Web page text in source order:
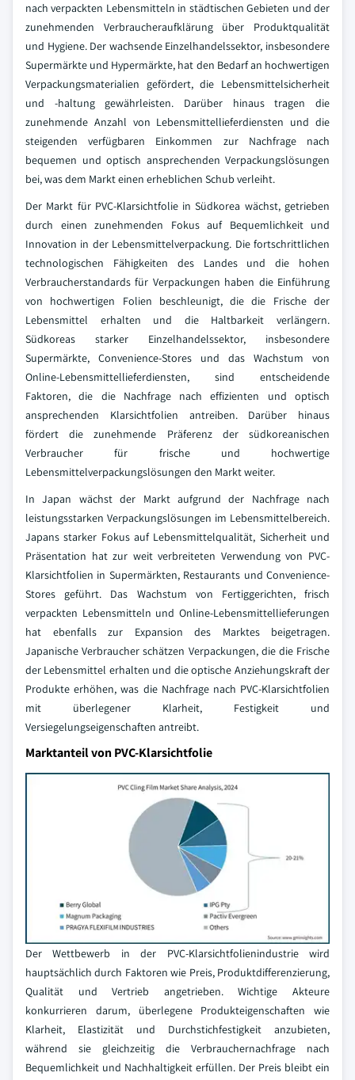
nach verpackten Lebensmitteln in städtischen Gebieten und der
zunehmenden Verbraucheraufklärung über Produktqualität
und Hygiene. Der wachsende Einzelhandelssektor, insbesondere
Supermärkte und Hypermärkte, hat den Bedarf an hochwertigen
Verpackungsmaterialien gefördert, die Lebensmittelsicherheit
und -haltung gewährleisten. Darüber hinaus tragen die
zunehmende Anzahl von Lebensmittellieferdiensten und die
steigenden verfügbaren Einkommen zur Nachfrage nach
bequemen und optisch ansprechenden Verpackungslösungen
bei, was dem Markt einen erheblichen Schub verleiht.
Der Markt für PVC-Klarsichtfolie in Südkorea wächst, getrieben
durch einen zunehmenden Fokus auf Bequemlichkeit und
Innovation in der Lebensmittelverpackung. Die fortschrittlichen
technologischen Fähigkeiten des Landes und die hohen
Verbraucherstandards für Verpackungen haben die Einführung
von hochwertigen Folien beschleunigt, die die Frische der
Lebensmittel erhalten und die Haltbarkeit verlängern.
Südkoreas starker Einzelhandelssektor, insbesondere
Supermärkte, Convenience-Stores und das Wachstum von
Online-Lebensmittellieferdiensten, sind entscheidende
Faktoren, die die Nachfrage nach effizienten und optisch
ansprechenden Klarsichtfolien antreiben. Darüber hinaus
fördert die zunehmende Präferenz der südkoreanischen
Verbraucher für frische und hochwertige
Lebensmittelverpackungslösungen den Markt weiter.
In Japan wächst der Markt aufgrund der Nachfrage nach
leistungsstarken Verpackungslösungen im Lebensmittelbereich.
Japans starker Fokus auf Lebensmittelqualität, Sicherheit und
Präsentation hat zur weit verbreiteten Verwendung von PVC-
Klarsichtfolien in Supermärkten, Restaurants und Convenience-
Stores geführt. Das Wachstum von Fertiggerichten, frisch
verpackten Lebensmitteln und Online-Lebensmittellieferungen
hat ebenfalls zur Expansion des Marktes beigetragen.
Japanische Verbraucher schätzen Verpackungen, die die Frische
der Lebensmittel erhalten und die optische Anziehungskraft der
Produkte erhöhen, was die Nachfrage nach PVC-Klarsichtfolien
mit überlegener Klarheit, Festigkeit und
Versiegelungseigenschaften antreibt.
Marktanteil von PVC-Klarsichtfolie
Der Wettbewerb in der PVC-Klarsichtfolienindustrie wird
hauptsächlich durch Faktoren wie Preis, Produktdifferenzierung,
Qualität und Vertrieb angetrieben. Wichtige Akteure
konkurrieren darum, überlegene Produkteigenschaften wie
Klarheit, Elastizität und Durchstichfestigkeit anzubieten,
während sie gleichzeitig die Verbrauchernachfrage nach
Bequemlichkeit und Nachhaltigkeit erfüllen. Der Preis bleibt ein